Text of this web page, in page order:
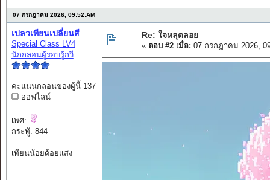
07 กรกฎาคม 2026, 09:52:AM
เปลวเทียนเปลี่ยนสี
Special Class LV4
นักกลอนผู้รอบรู้กวี
คะแนนกลอนของผู้นี้ 137
ออฟไลน์
เพศ:
กระทู้: 844
เทียนน้อยด้อยแสง
Re: ใจหลุดลอย
« ตอบ #2 เมื่อ: 07 กรกฎาคม 2026,